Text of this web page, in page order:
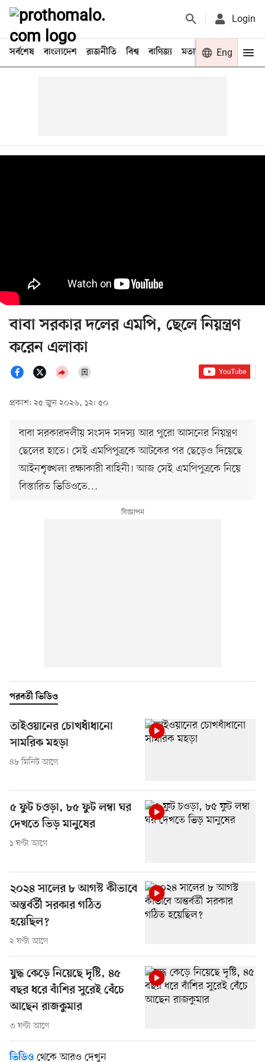
Login
সর্বশেষ বাংলাদেশ রাজনীতি বিশ্ব বাণিজ্য মতামত খেলা
Eng
বাবা সরকার দলের এমপি, ছেলে নিয়ন্ত্রণ
করেন এলাকা
প্রকাশ: ২৫ জুন ২০২৬, ১২: ৫০
বাবা সরকারদলীয় সংসদ সদস্য আর পুরো আসনের নিয়ন্ত্রণ
ছেলের হাতে। সেই এমপিপুত্রকে আটকের পর ছেড়েও দিয়েছে
আইনশৃঙ্খলা রক্ষাকারী বাহিনী। আজ সেই এমপিপুত্রকে নিয়ে
বিস্তারিত ভিডিওতে…
পরবর্তী ভিডিও
তাইওয়ানের চোখধাঁধানো
সামরিক মহড়া
৪৮ মিনিট আগে
৫ ফুট চওড়া, ৮৫ ফুট লম্বা ঘর
দেখতে ভিড় মানুষের
১ ঘণ্টা আগে
২০২৪ সালের ৮ আগস্ট কীভাবে
অন্তর্বর্তী সরকার গঠিত
হয়েছিল?
২ ঘণ্টা আগে
যুদ্ধ কেড়ে নিয়েছে দৃষ্টি, ৪৫
বছর ধরে বাঁশির সুরেই বেঁচে
আছেন রাজকুমার
৩ ঘণ্টা আগে
ভিডিও থেকে আরও দেখুন